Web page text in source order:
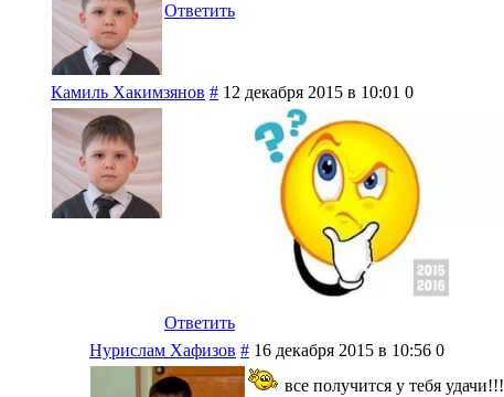
Ответить
Камиль Хакимзянов # 12 декабря 2015 в 10:01 0
Ответить
Нурислам Хафизов # 16 декабря 2015 в 10:56 0
все получится у тебя удачи!!!